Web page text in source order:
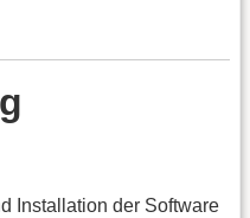
Installation der Software